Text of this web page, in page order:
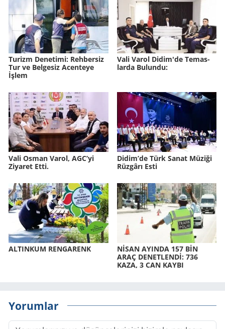
Tu­rizm De­ne­ti­mi: Reh­ber­siz
Tur ve Bel­ge­siz Acen­te­ye
İşlem
Vali Varol Didim'de Te­mas­
lar­da Bu­lun­du:
Vali Osman Varol, AGC’yi
Ziyaret Etti.
Didim’de Türk Sanat Mü­zi­ği
Rüz­gâ­rı Esti
AL­TIN­KUM REN­GA­RENK
NİSAN AYIN­DA 157 BİN
ARAÇ DE­NET­LENDİ: 736
KAZA, 3 CAN KAYBI
Yorumlar